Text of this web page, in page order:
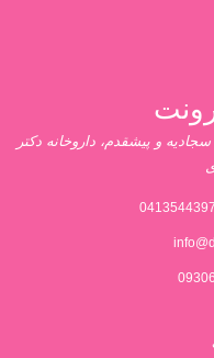
و پیشقدم، داروخانه دکتر